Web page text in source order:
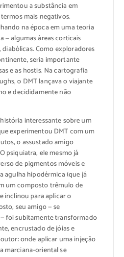
a substância em
mais negativos.
na época em uma teoria
— algumas áreas corticais
Como exploradores
seria importante
e as hostis. Na cartografia
o DMT lançava o viajante
e decididamente não
interessante sobre um
experimentou DMT com um
o assustado amigo
psiquiatra, ele mesmo já
de pigmentos móveis e
agulha hipodérmica (que já
um composto trêmulo de
inclinou para aplicar o
seu amigo — se
foi subitamente transformado
encrustado de jóias e
onde aplicar uma injeção
marciana-oriental se